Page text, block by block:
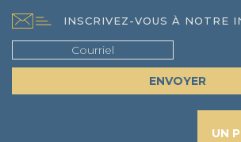
INSCRIVEZ-VOUS À NOTRE
UN